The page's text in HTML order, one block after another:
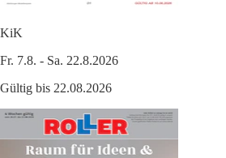
KiK
Fr. 7.8. - Sa. 22.8.2026
Gültig bis 22.08.2026